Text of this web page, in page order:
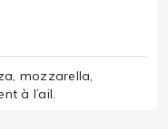
mozzarella,
à l’ail.